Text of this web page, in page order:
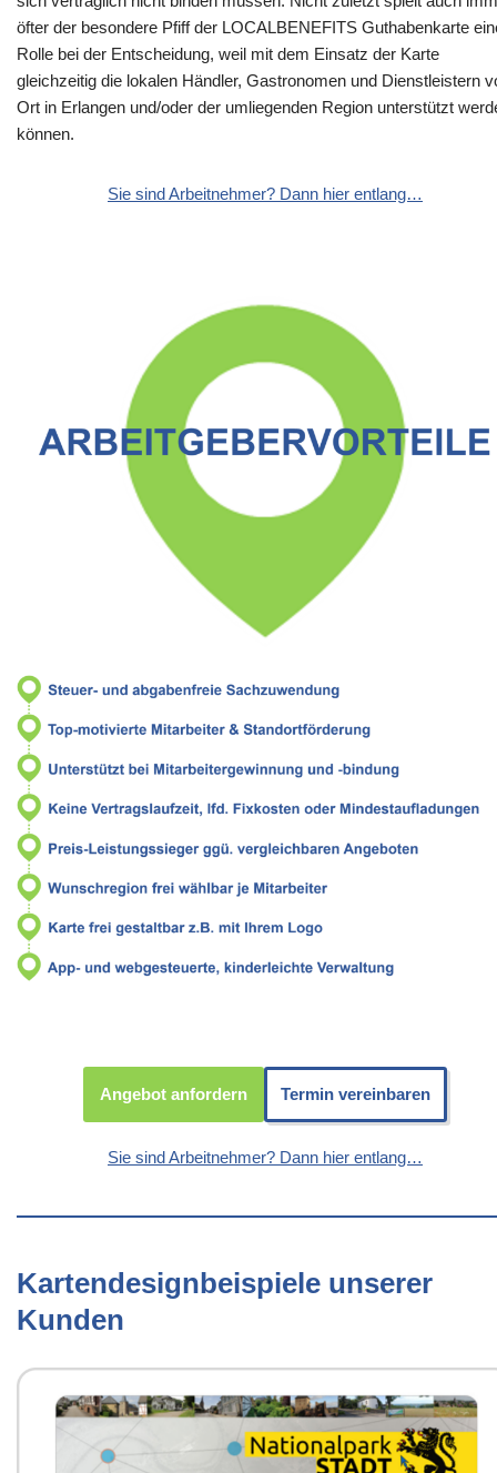
öfter der besondere Pfiff der LOCALBENEFITS Guthabenkarte
Rolle bei der Entscheidung, weil mit dem Einsatz der Karte
gleichzeitig die lokalen Händler, Gastronomen und Dienstleistern
Ort in Erlangen und/oder der umliegenden Region unterstützt
können.
Sie sind Arbeitnehmer? Dann hier entlang…
Angebot anfordern Termin vereinbaren
Sie sind Arbeitnehmer? Dann hier entlang…
Kartendesignbeispiele unserer
Kunden